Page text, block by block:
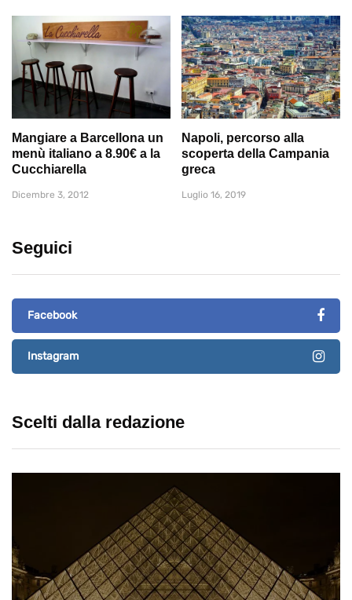
Mangiare a Barcellona un
menù italiano a 8.90€ a la
Cucchiarella
Dicembre 3, 2012
Napoli, percorso alla
scoperta della Campania
greca
Luglio 16, 2019
Seguici
Facebook
Instagram
Scelti dalla redazione